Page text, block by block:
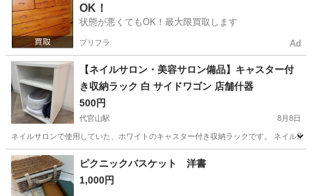
OK！
状態が悪くてもOK！最大限買取します
プリフラ Ad
【ネイルサロン・美容サロン備品】キャスター付
き収納ラック 白 サイドワゴン 店舗什器
500円
代官山駅 8月8日
ネイルサロンで使用していた、ホワイトのキャスター付き収納ラックです。 ネイル
東京 渋谷区 代官山駅 収納家具 ネイルサロン
ピクニックバスケット 洋書
1,000円